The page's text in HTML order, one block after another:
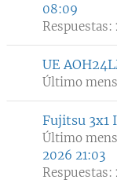
08:09
Respuestas:
UE
Último
Fujitsu 3x1
Último
2026 21:03
Respuestas: